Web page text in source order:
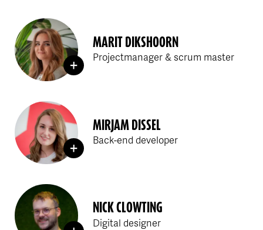
MARIT DIKSHOORN
Projectmanager & scrum master
MIRJAM DISSEL
Back-end developer
NICK CLOWTING
Digital designer